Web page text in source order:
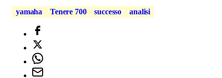
yamaha
Tenere 700 successo analisi